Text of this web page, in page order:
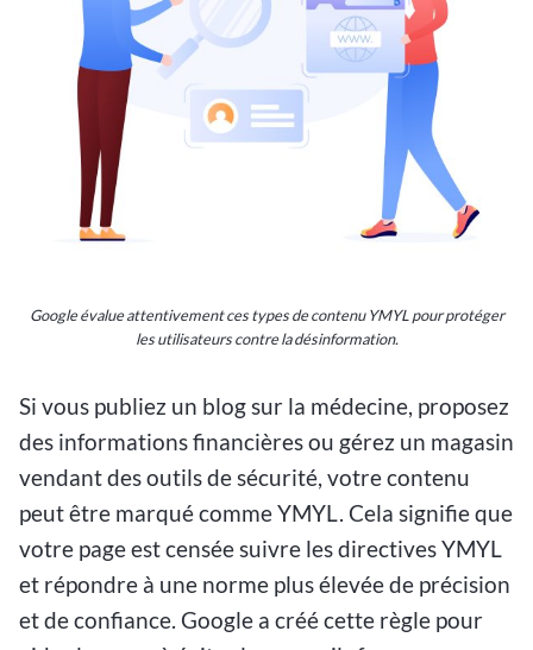
Google évalue attentivement ces types de contenu YMYL pour protéger
les utilisateurs contre la désinformation.
Si vous publiez un blog sur la médecine, proposez
des informations financières ou gérez un magasin
vendant des outils de sécurité, votre contenu
peut être marqué comme YMYL. Cela signifie que
votre page est censée suivre les directives YMYL
et répondre à une norme plus élevée de précision
et de confiance. Google a créé cette règle pour